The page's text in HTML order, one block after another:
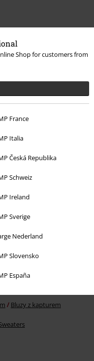
Shop for customers from
France
Italia
Česká Republika
Schweiz
Ireland
Sverige
Nederland
Slovensko
España
Bluzy z kapturem